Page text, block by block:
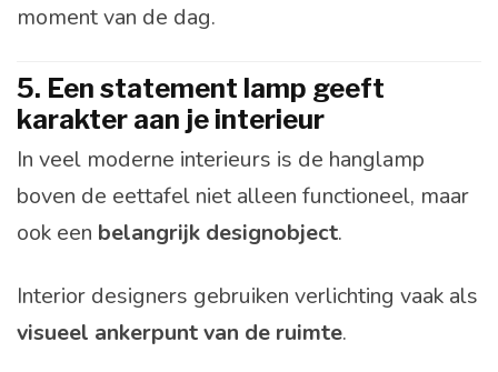
moment van de dag.
5. Een statement lamp geeft
karakter aan je interieur
In veel moderne interieurs is de hanglamp
boven de eettafel niet alleen functioneel, maar
ook een belangrijk designobject.
Interior designers gebruiken verlichting vaak als
visueel ankerpunt van de ruimte.